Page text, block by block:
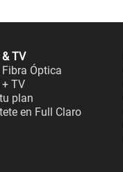
TV
Óptica
TV
plan
en Full Claro